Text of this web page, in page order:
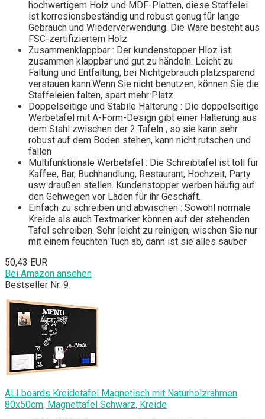
hochwertigem Holz und MDF-Platten, diese Staffelei
ist korrosionsbeständig und robust genug für lange
Gebrauch und Wiederverwendung. Die Ware besteht aus
FSC-zertifiziertem Holz
Zusammenklappbar : Der kundenstopper Hloz ist
zusammen klappbar und gut zu händeln. Leicht zu
Faltung und Entfaltung, bei Nichtgebrauch platzsparend
verstauen kann.Wenn Sie nicht benutzen, können Sie die
Staffeleien falten, spart mehr Platz
Doppelseitige und Stabile Halterung : Die doppelseitige
Werbetafel mit A-Form-Design gibt einer Halterung aus
dem Stahl zwischen der 2 Tafeln , so sie kann sehr
robust auf dem Boden stehen, kann nicht rutschen und
fallen
Multifunktionale Werbetafel : Die Schreibtafel ist toll für
Kaffee, Bar, Buchhandlung, Restaurant, Hochzeit, Party
usw draußen stellen. Kundenstopper werben häufig auf
den Gehwegen vor Läden für ihr Geschäft.
Einfach zu schreiben und abwischen : Sowohl normale
Kreide als auch Textmarker können auf der stehenden
Tafel schreiben. Sehr leicht zu reinigen, wischen Sie nur
mit einem feuchten Tuch ab, dann ist sie alles sauber
50,43 EUR
Bei Amazon ansehen
Bestseller Nr. 9
ALLboards Kreidetafel Magnetisch mit Naturholzrahmen
80x50cm, Magnettafel Schwarz, Kreide